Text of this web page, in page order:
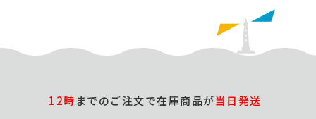
12時までのご注文で在庫商品が当日発送